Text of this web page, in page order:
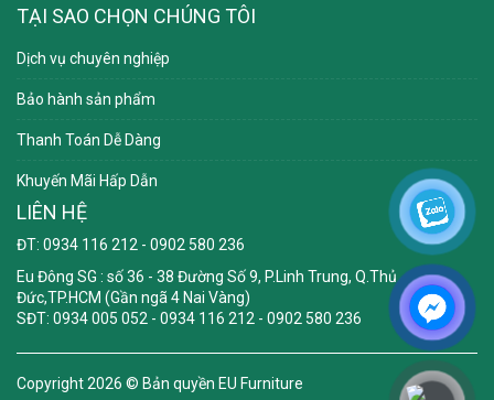
TẠI SAO CHỌN CHÚNG TÔI
Dịch vụ chuyên nghiệp
Bảo hành sản phẩm
Thanh Toán Dễ Dàng
Khuyến Mãi Hấp Dẫn
LIÊN HỆ
ĐT: 0934 116 212 - 0902 580 236
Eu Đông SG : số 36 - 38 Đường Số 9, P.Linh Trung, Q.Thủ
Đức,TP.HCM (Gần ngã 4 Nai Vàng)
SĐT: 0934 005 052 - 0934 116 212 - 0902 580 236
Copyright 2026 © Bản quyền EU Furniture